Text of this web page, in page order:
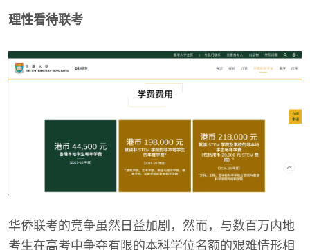
理性看待联考
华侨联考的竞争虽然日益加剧，然而，与数百万内地
考生在高考中争夺有限的本科学位名额的艰难情形相